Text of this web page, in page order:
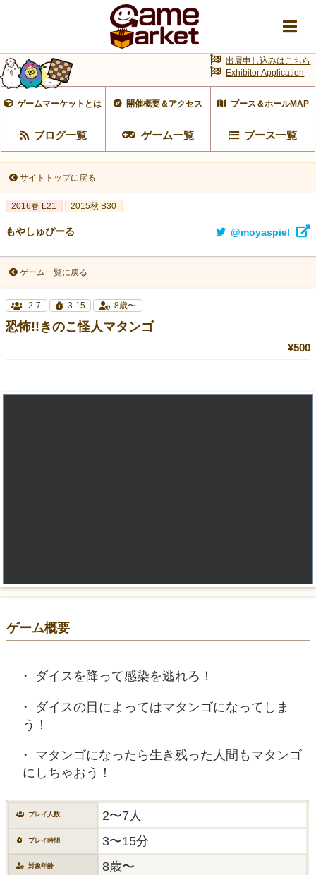
ゲームマーケットとは 開催概要＆アクセス ブース＆ホールMAP
ブログ一覧 ゲーム一覧 ブース一覧
出展申し込みはこちら
Exhibitor Application
サイトトップに戻る
2016春 L21 2015秋 B30
もやしゅぴーる @moyaspiel
ゲーム一覧に戻る
2-7 3-15 8歳〜
恐怖!!きのこ怪人マタンゴ
¥500
ゲーム概要
ダイスを降って感染を逃れろ！
ダイスの目によってはマタンゴになってしま
う！
マタンゴになったら生き残った人間もマタンゴ
にしちゃおう！
プレイ人数 2〜7人
プレイ時間 3〜15分
対象年齢 8歳〜